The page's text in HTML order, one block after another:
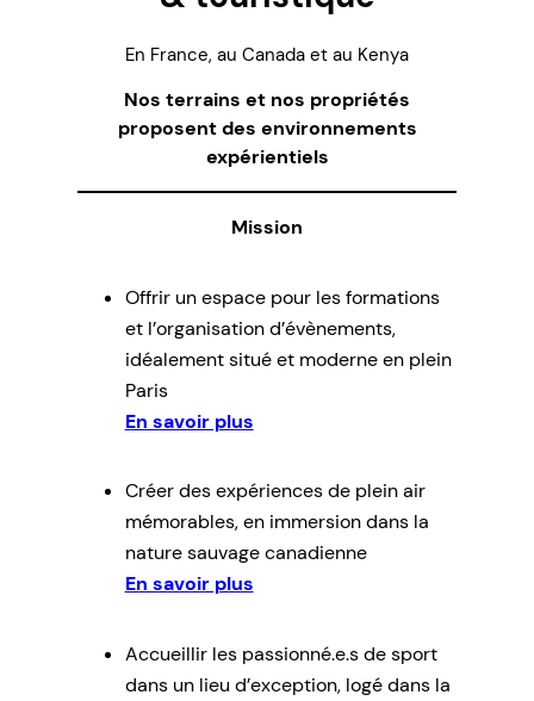
En France, au Canada et au Kenya
Nos terrains et nos propriétés
proposent des environnements
expérientiels
Mission
Offrir un espace pour les formations
et l’organisation d’évènements,
idéalement situé et moderne en plein
Paris
En savoir plus
Créer des expériences de plein air
mémorables, en immersion dans la
nature sauvage canadienne
En savoir plus
Accueillir les passionné.e.s de sport
dans un lieu d’exception, logé dans la